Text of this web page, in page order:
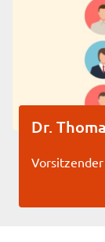
Dr.
Vorsitzender